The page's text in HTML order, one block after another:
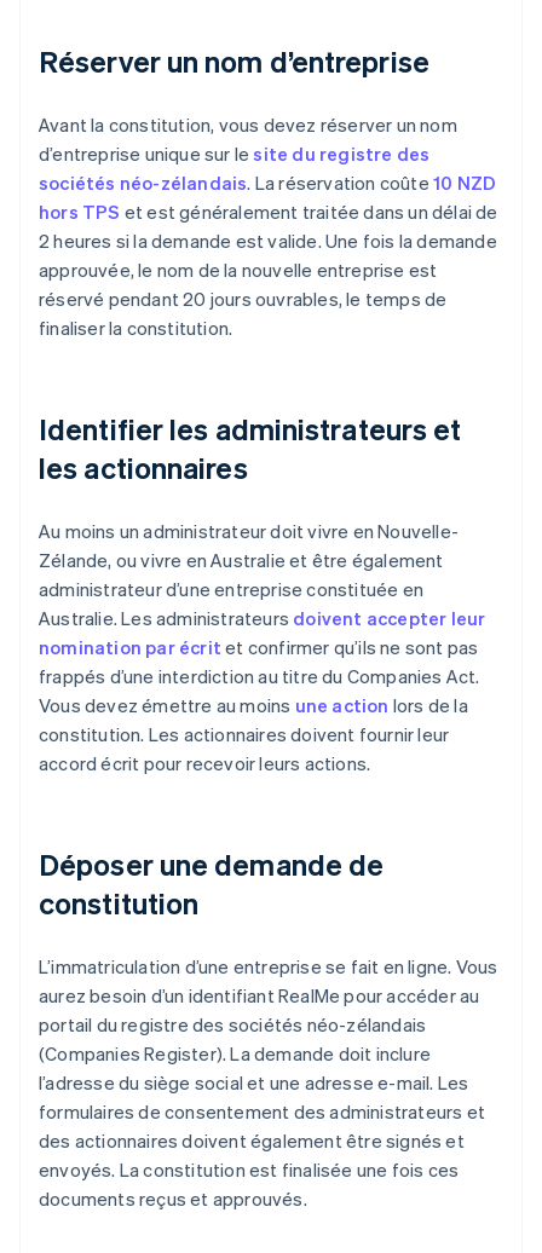
Réserver un nom d’entreprise
Avant la constitution, vous devez réserver un nom
d’entreprise unique sur lesite du registre des
sociétés néo-zélandais. La réservation coûte10 NZD
hors TPS et est généralement traitée dans un délai de
2 heures si la demande est valide. Une fois la demande
approuvée, le nom de la nouvelle entreprise est
réservé pendant 20 jours ouvrables, le temps de
finaliser la constitution.
Identifier les administrateurs et
les actionnaires
Au moins un administrateur doit vivre en Nouvelle-
Zélande, ou vivre en Australie et être également
administrateur d’une entreprise constituée en
Australie. Les administrateurs doivent accepter leur
nomination par écrit et confirmer qu’ils ne sont pas
frappés d’une interdiction au titre du Companies Act.
Vous devez émettre au moins une action lors de la
constitution. Les actionnaires doivent fournir leur
accord écrit pour recevoir leurs actions.
Déposer une demande de
constitution
L’immatriculation d’une entreprise se fait en ligne. Vous
aurez besoin d’un identifiant RealMe pour accéder au
portail du registre des sociétés néo-zélandais
(Companies Register). La demande doit inclure
l’adresse du siège social et une adresse e-mail. Les
formulaires de consentement des administrateurs et
des actionnaires doivent également être signés et
envoyés. La constitution est finalisée une fois ces
documents reçus et approuvés.